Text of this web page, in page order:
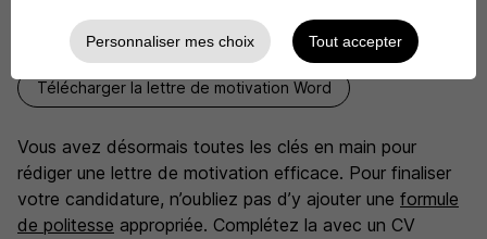
Télécharger la lettre de motivation Pdf
Télécharger la lettre de motivation Word
Vous avez désormais toutes les clés en main pour
rédiger une lettre de motivation efficace. Pour finaliser
votre candidature, n’oubliez pas d’y ajouter une formule
de politesse appropriée. Complétez la avec un CV
Personnaliser mes choix Tout accepter